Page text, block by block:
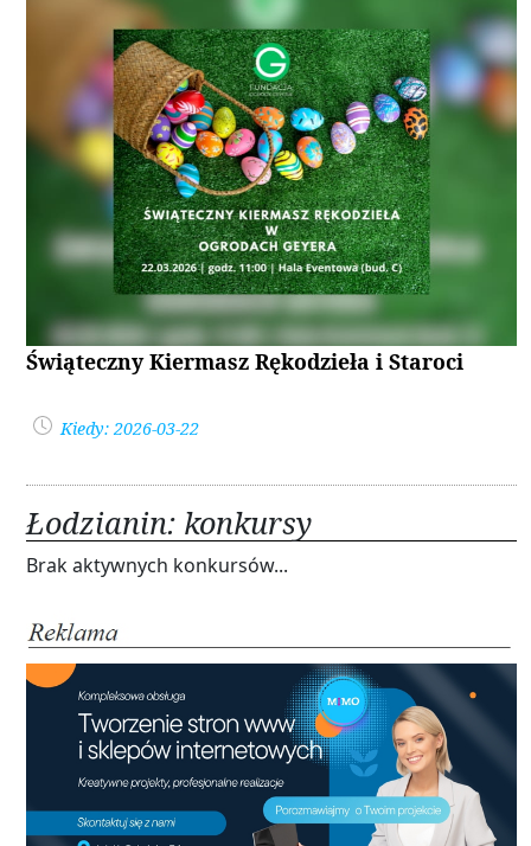
Świąteczny Kiermasz Rękodzieła i Staroci
Kiedy: 2026-03-22
Łodzianin: konkursy
Brak aktywnych konkursów...